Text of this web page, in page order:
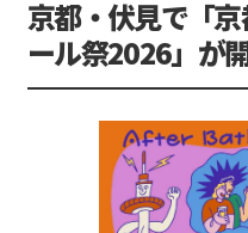
京都・伏見で「
ール祭2026」が